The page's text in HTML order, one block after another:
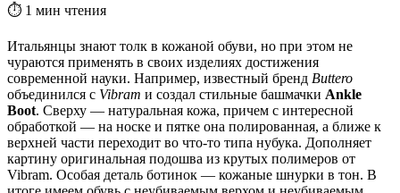
⏱ 1 мин чтения
Итальянцы знают толк в кожаной обуви, но при этом не
чураются применять в своих изделиях достижения
современной науки. Например, известный бренд Buttero
объединился с Vibram и создал стильные башмачки Ankle
Boot. Сверху — натуральная кожа, причем с интересной
обработкой — на носке и пятке она полированная, а ближе к
верхней части переходит во что-то типа нубука. Дополняет
картину оригинальная подошва из крутых полимеров от
Vibram. Особая деталь ботинок — кожаные шнурки в тон. В